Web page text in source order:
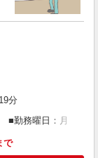
分
。 ■勤務曜日：月
で